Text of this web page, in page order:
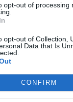
opt-out of processing
opt-out of Collection,
Data that Is
CONFIRM
Ρόδου!
ΣΕΓΑΣ
Ρόδου, ενώ
Υπουργείου